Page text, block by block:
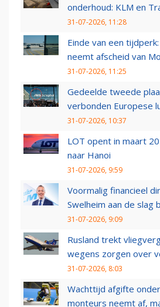
onderhoud: KLM en
31-07-2026, 11:28
Einde van een
neemt afscheid van
31-07-2026, 11:25
Gedeelde tweede
verbonden Europese
31-07-2026, 10:37
LOT opent in maart
naar Hanoi
31-07-2026, 9:59
Voormalig financieel
Swelheim aan de slag
31-07-2026, 9:09
Rusland trekt
wegens zorgen over
31-07-2026, 8:03
Wachttijd afgifte
monteurs neemt af,